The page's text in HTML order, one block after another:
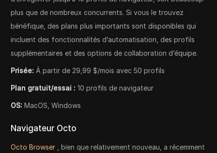
plus que de nombreux concurrents. Si vous le trouvez
bénéfique, des plans plus importants sont disponibles qui
incluent des fonctionnalités d’automatisation, des profils
supplémentaires et des options de collaboration d’équipe.
Prisée: À partir de 29,99 $/mois avec 50 profils
Plan gratuit/essai : 10 profils de navigateur
OS: MacOS, Windows
Navigateur Octo
Octo Browser , bien que relativement nouveau, a récemment